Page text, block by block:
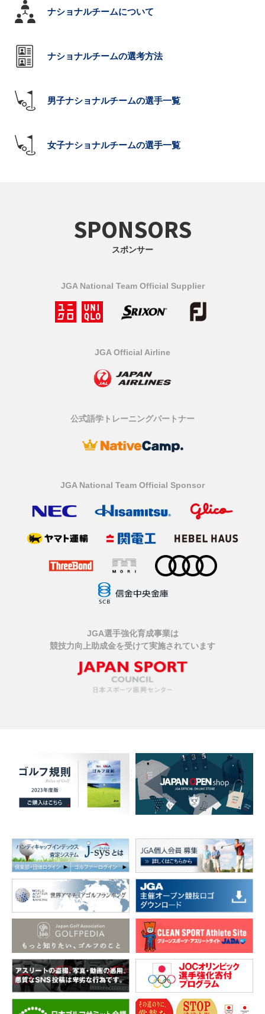
ナショナルチームについて
ナショナルチームの選考方法
男子ナショナルチームの選手一覧
女子ナショナルチームの選手一覧
SPONSORS
スポンサー
JGA National Team Official Supplier
JGA Official Airline
公式語学トレーニングパートナー
JGA National Team Official Sponsor
JGA選手強化育成事業は
競技力向上助成金を受けて実施されています